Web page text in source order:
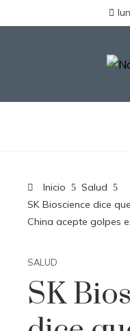
Inicio
Salud
SK Bioscience dice
China acepte golpes
SALUD
SK